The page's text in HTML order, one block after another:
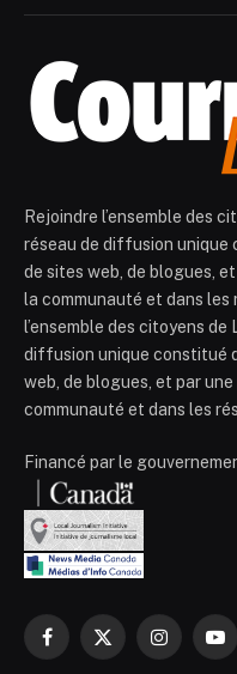
Rejoindre l’ensemble des
réseau de diffusion unique
de sites web, de blogues,
la communauté et dans
l’ensemble des citoyens
diffusion unique constitué
web, de blogues, et par
communauté et dans les
Financé par le
Facebook
X
Instagram